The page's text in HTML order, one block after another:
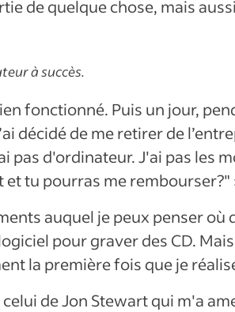
de quelque chose, mais
à succès.
fonctionné. Puis un jour,
décidé de me retirer de
pas d'ordinateur. J'ai pas les
et tu pourras me rembourser?"
auquel je peux penser où
pour graver des CD.
la première fois que je
de Jon Stewart qui m'a